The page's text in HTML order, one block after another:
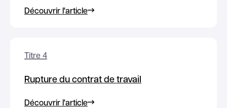
Découvrir l'article
Titre 4
Rupture du contrat de travail
Découvrir l'article